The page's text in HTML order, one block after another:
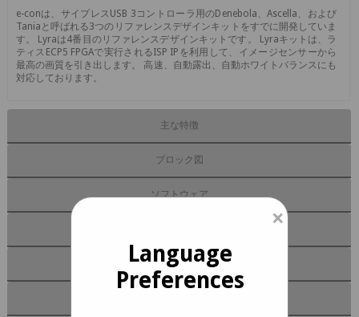
e-conは、サイプレスUSB 3コントローラ用のDenebola、Ascella、および
Taniaと呼ばれる3つのリファレンスデザインキットをすでに開発していま
す。 Lyraは4番目のリファレンスデザインキットです。 Lyraキットは、ラ
ティスECP5 FPGAで実行されるISP IPを利用して、イメージセンサーから
最高の画質を引き出します。 高速、自動露出、自動ホワイトバランスにも
対応しております。
主な特徴
ブロック図
ソフトウェア
キットの内容
×
Language
Preferences